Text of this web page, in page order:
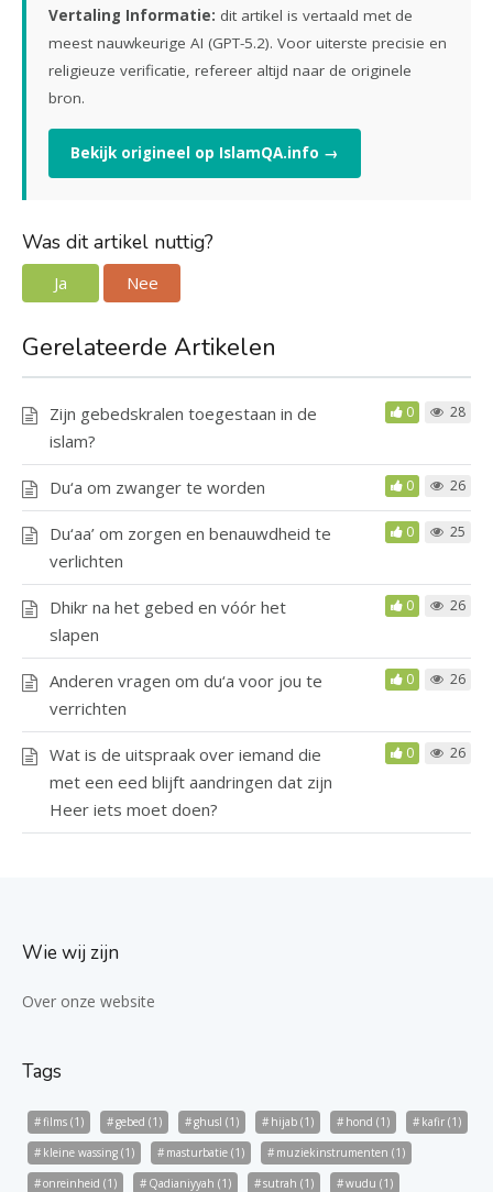
Vertaling Informatie: dit artikel is vertaald met de
meest nauwkeurige AI (GPT-5.2). Voor uiterste precisie en
religieuze verificatie, refereer altijd naar de originele
bron.
Bekijk origineel op IslamQA.info →
Was dit artikel nuttig?
Ja Nee
Gerelateerde Artikelen
Zijn gebedskralen toegestaan in de
islam?
0 28
Du‘a om zwanger te worden 0 26
Du‘aa’ om zorgen en benauwdheid te
verlichten
0 25
Dhikr na het gebed en vóór het
slapen
0 26
Anderen vragen om du‘a voor jou te
verrichten
0 26
Wat is de uitspraak over iemand die
met een eed blijft aandringen dat zijn
Heer iets moet doen?
0 26
Wie wij zijn
Over onze website
Tags
films (1) gebed (1) ghusl (1) hijab (1) hond (1) kafir (1)
kleine wassing (1) masturbatie (1) muziekinstrumenten (1)
onreinheid (1) Qadianiyyah (1) sutrah (1) wudu (1)